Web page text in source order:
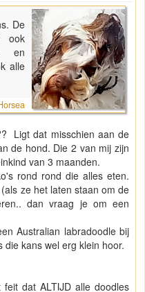
De
ook
en
alle
Ligt dat misschien aan de
de hond. Die 2 van mij zijn
van 3 maanden.
rond rond die alles eten.
ze het laten staan om de
dan vraag je om een
Australian labradoodle bij
kans wel erg klein hoor.
dat ALTIJD alle doodles